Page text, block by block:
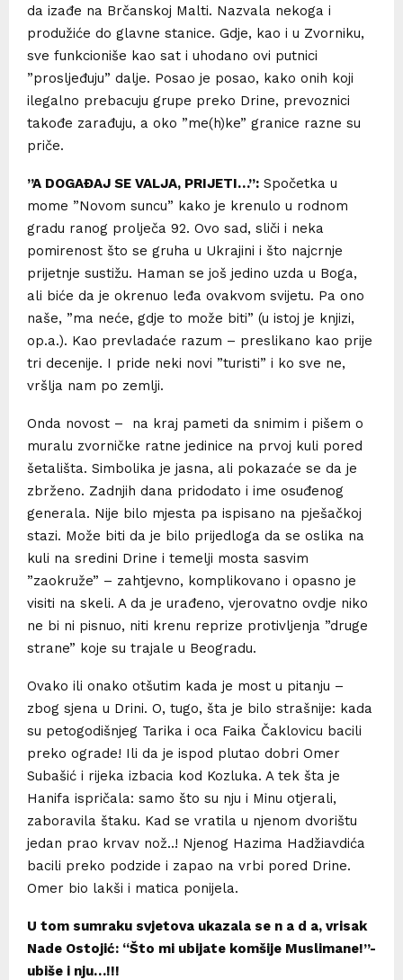
da izađe na Brčanskoj Malti. Nazvala nekoga i
produžiće do glavne stanice. Gdje, kao i u Zvorniku,
sve funkcioniše kao sat i uhodano ovi putnici
”prosljeđuju” dalje. Posao je posao, kako onih koji
ilegalno prebacuju grupe preko Drine, prevoznici
takođe zarađuju, a oko ”me(h)ke” granice razne su
priče.
”A DOGAĐAJ SE VALJA, PRIJETI…”: Spočetka u
mome ”Novom suncu” kako je krenulo u rodnom
gradu ranog prolječa 92. Ovo sad, sliči i neka
pomirenost što se gruha u Ukrajini i što najcrnje
prijetnje sustižu. Haman se još jedino uzda u Boga,
ali biće da je okrenuo leđa ovakvom svijetu. Pa ono
naše, ”ma neće, gdje to može biti” (u istoj je knjizi,
op.a.). Kao prevladaće razum – preslikano kao prije
tri decenije. I pride neki novi ”turisti” i ko sve ne,
vršlja nam po zemlji.
Onda novost – na kraj pameti da snimim i pišem o
muralu zvorničke ratne jedinice na prvoj kuli pored
šetališta. Simbolika je jasna, ali pokazaće se da je
zbrženo. Zadnjih dana pridodato i ime osuđenog
generala. Nije bilo mjesta pa ispisano na pješačkoj
stazi. Može biti da je bilo prijedloga da se oslika na
kuli na sredini Drine i temelji mosta sasvim
”zaokruže” – zahtjevno, komplikovano i opasno je
visiti na skeli. A da je urađeno, vjerovatno ovdje niko
ne bi ni pisnuo, niti krenu reprize protivljenja ”druge
strane” koje su trajale u Beogradu.
Ovako ili onako otšutim kada je most u pitanju –
zbog sjena u Drini. O, tugo, šta je bilo strašnije: kada
su petogodišnjeg Tarika i oca Faika Čaklovicu bacili
preko ograde! Ili da je ispod plutao dobri Omer
Subašić i rijeka izbacia kod Kozluka. A tek šta je
Hanifa ispričala: samo što su nju i Minu otjerali,
zaboravila štaku. Kad se vratila u njenom dvorištu
jedan prao krvav nož..! Njenog Hazima Hadžiavdića
bacili preko podzide i zapao na vrbi pored Drine.
Omer bio lakši i matica ponijela.
U tom sumraku svjetova ukazala se n a d a, vrisak
Nade Ostojić: “Što mi ubijate komšije Muslimane!”-
ubiše i nju…!!!